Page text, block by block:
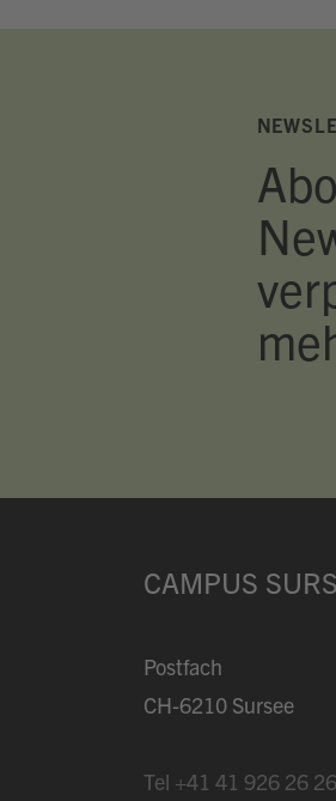
CAMPUS
Postfach
CH-6210 Sursee
Tel +41 41 926 26 26